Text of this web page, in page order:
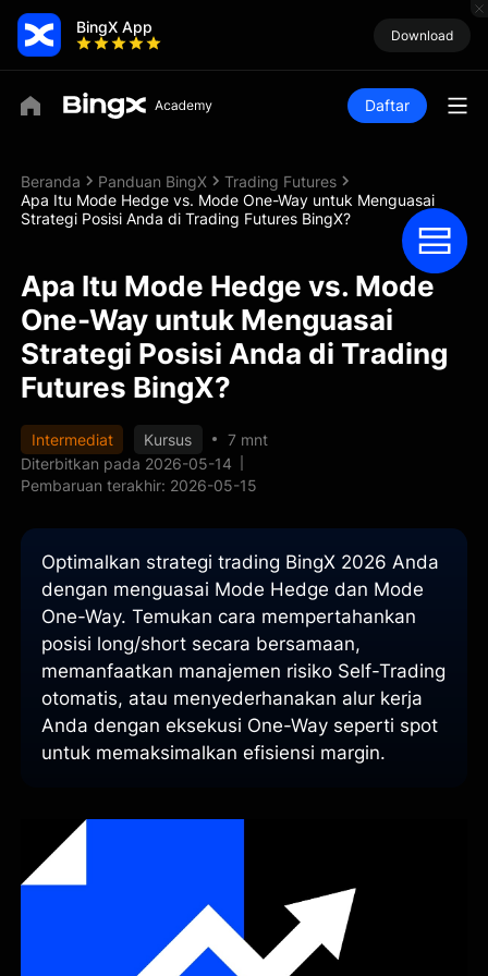
BingX App Download
Daftar
Beranda Panduan BingX
Trading Futures
Apa Itu Mode Hedge vs. Mode One-Way untuk Menguasai
Strategi Posisi Anda di Trading Futures BingX?
Apa Itu Mode Hedge vs. Mode
One-Way untuk Menguasai
Strategi Posisi Anda di Trading
Futures BingX?
Intermediat Kursus
7 mnt
Diterbitkan pada 2026-05-14
Pembaruan terakhir: 2026-05-15
Optimalkan strategi trading BingX 2026 Anda
dengan menguasai Mode Hedge dan Mode
One-Way. Temukan cara mempertahankan
posisi long/short secara bersamaan,
memanfaatkan manajemen risiko Self-Trading
otomatis, atau menyederhanakan alur kerja
Anda dengan eksekusi One-Way seperti spot
untuk memaksimalkan efisiensi margin.